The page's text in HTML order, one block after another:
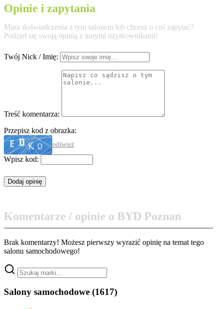
Opinie i zapytania
Masz doświadczenia z tym salonem lub chcesz o coś zapytać?
Podziel się swoją opinią z innymi użytkownikami!
Twój Nick / Imię:
Treść komentarza:
Przepisz kod z obrazka:
odśwież
Wpisz kod:
Komentarze / opinie o BYD Poznań
Brak komentarzy! Możesz pierwszy wyrazić opinię na temat tego
salonu samochodowego!
Salony samochodowe (1617)